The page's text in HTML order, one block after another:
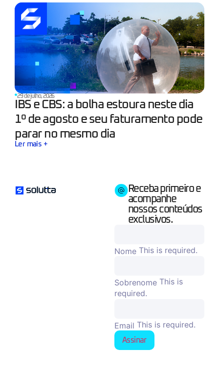
29 de julho, 2026
IBS e CBS: a bolha estoura neste dia
1º de agosto e seu faturamento pode
parar no mesmo dia
Ler mais +
Receba primeiro e
acompanhe
nossos conteúdos
exclusivos.
Nome This is required.
Sobrenome This is
required.
Email This is required.
Assinar